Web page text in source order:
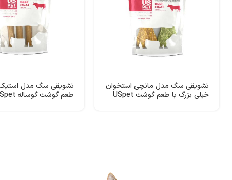
تشویقی سگ مدل مانچی استخوان
خیلی بزرگ با طعم گوشت USpet
تشویقی سگ مدل استیک
طعم گوشت گوساله USpet